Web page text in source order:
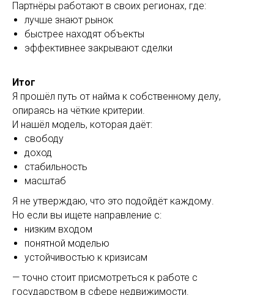
Партнёры работают в своих регионах, где:
лучше знают рынок
быстрее находят объекты
эффективнее закрывают сделки
Итог
Я прошёл путь от найма к собственному делу,
опираясь на чёткие критерии.
И нашёл модель, которая даёт:
свободу
доход
стабильность
масштаб
Я не утверждаю, что это подойдёт каждому.
Но если вы ищете направление с:
низким входом
понятной моделью
устойчивостью к кризисам
— точно стоит присмотреться к работе с
государством в сфере недвижимости.